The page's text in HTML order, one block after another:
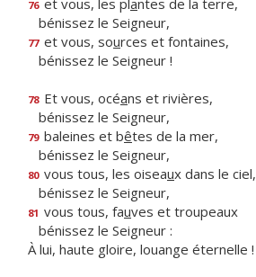
76 et vous, les pl antes de la terre,
bénissez le Seigneur,
77 et vous, sources et fontaines,
bénissez le Seigneur !
78 Et vous, océans et rivières,
bénissez le Seigneur,
79 baleines et bêtes de la mer,
bénissez le Seigneur,
80 vous tous, les oiseaux dans le ciel,
bénissez le Seigneur,
81 vous tous, fauves et troupeaux
bénissez le Seigneur :
À lui, haute gloire, louange éternelle !